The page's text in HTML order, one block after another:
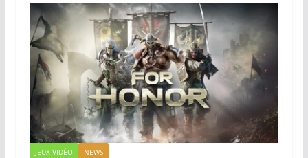
JEUX VIDÉO NEWS